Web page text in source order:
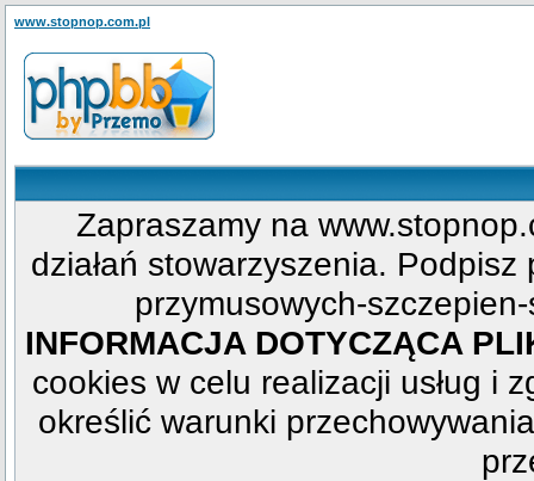
www.stopnop.com.pl
Zapraszamy na
działań stowarzyszenia.
przymusowych-
INFORMACJA DOTYCZĄCA
cookies w celu realizacji usług i
określić warunki